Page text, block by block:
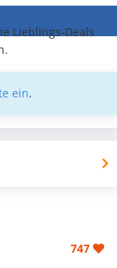
Lieblings-Deals
ein.
747